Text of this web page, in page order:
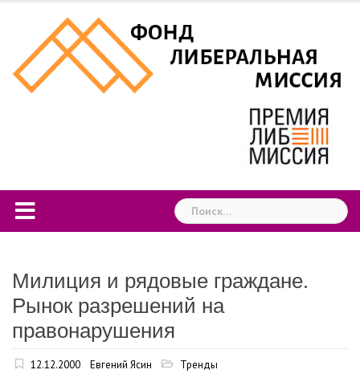
content
Найти:
Милиция и рядовые граждане.
Рынок разрешений на
правонарушения
12.12.2000 Евгений Ясин Тренды